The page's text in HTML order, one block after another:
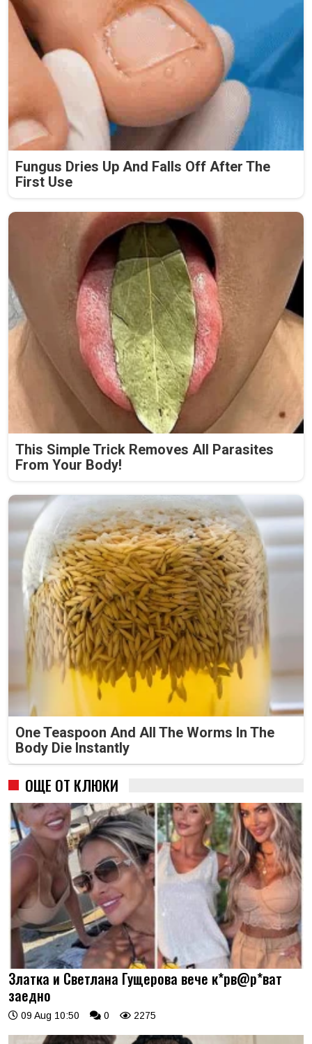
Fungus Dries Up And Falls Off After The
First Use
This Simple Trick Removes All Parasites
From Your Body!
One Teaspoon And All The Worms In The
Body Die Instantly
ОЩЕ ОТ КЛЮКИ
Златка и Светлана Гущерова вече к*рв@р*ват
заедно
09 Aug 10:50 0 2275